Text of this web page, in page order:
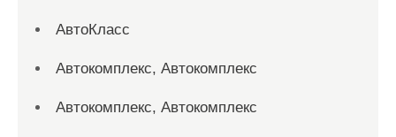
АвтоКласс
Автокомплекс, Автокомплекс
Автокомплекс, Автокомплекс